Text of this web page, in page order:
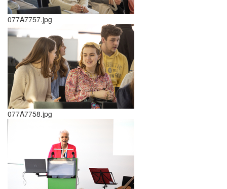
077A7757.jpg
077A7758.jpg